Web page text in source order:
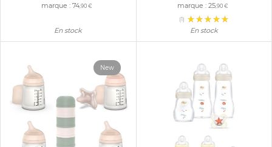
marque :74 ,90 €
En stock
marque : 25,90 €
(1)
En stock
New